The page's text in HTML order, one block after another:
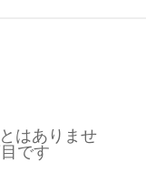
はありませ
です